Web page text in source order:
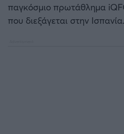
παγκόσμιο πρωτάθλημα
που διεξάγεται στην Ισπανία.